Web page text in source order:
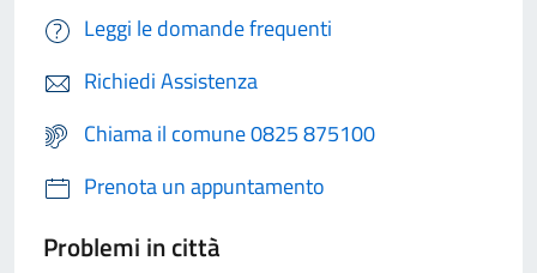
Leggi le domande frequenti
Richiedi Assistenza
Chiama il comune 0825 875100
Prenota un appuntamento
Problemi in città